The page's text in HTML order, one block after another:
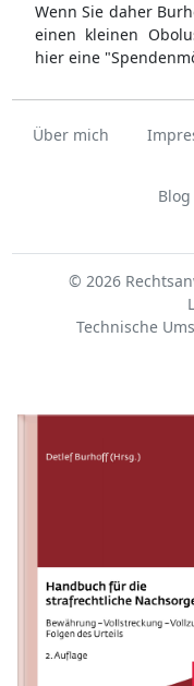
Wenn Sie daher
einen kleinen
hier eine
Über mich
Blog
© 2026
Technische